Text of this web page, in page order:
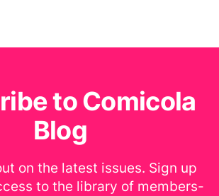
to Comicola
Blog
on the latest issues. Sign up
to the library of members-